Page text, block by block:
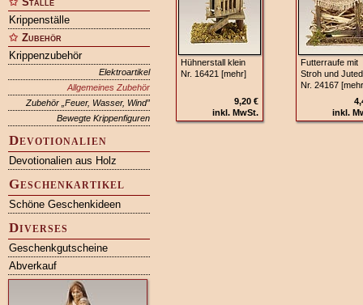
Krippenställe
Zubehör
Krippenzubehör
Elektroartikel
Allgemeines Zubehör
Zubehör „Feuer, Wasser, Wind”
Bewegte Krippenfiguren
Devotionalien
Devotionalien aus Holz
Geschenkartikel
Schöne Geschenkideen
Diverses
Geschenkgutscheine
Abverkauf
Hühnerstall klein
Nr. 16421 [mehr]
9,20 €
inkl. MwSt.
Futterraufe mit
Stroh und
Nr. 24167
inkl.